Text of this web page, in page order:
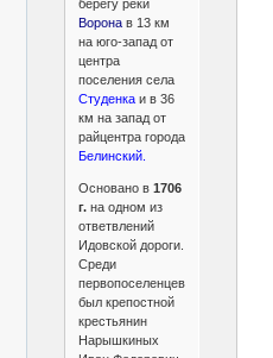
берегу реки
Воронав 13 км
на юго-запад от
центра
поселения села
Студенкаи в 36
км на запад от
райцентра города
Белинский.
Основано в 1706
г.на одном из
ответвлений
Идовской дороги.
Среди
первопоселенцев
был крепостной
крестьянин
Нарышкиных